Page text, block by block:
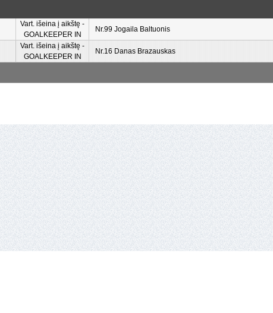
Vart. išeina į aikštę -
GOALKEEPER IN
Nr.99 Jogaila Baltuonis
Vart. išeina į aikštę -
GOALKEEPER IN
Nr.16 Danas Brazauskas